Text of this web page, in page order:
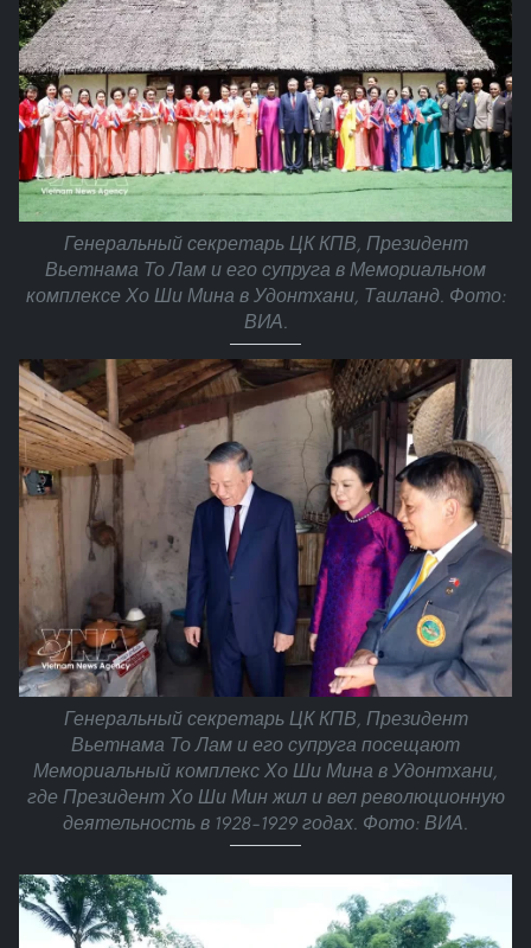
Генеральный секретарь ЦК КПВ, Президент
Вьетнама То Лам и его супруга в Мемориальном
комплексе Хо Ши Мина в Удонтхани, Таиланд. Фото:
ВИА.
Генеральный секретарь ЦК КПВ, Президент
Вьетнама То Лам и его супруга посещают
Мемориальный комплекс Хо Ши Мина в Удонтхани,
где Президент Хо Ши Мин жил и вел революционную
деятельность в 1928–1929 годах. Фото: ВИА.